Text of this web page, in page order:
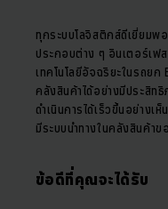
ทุกระบบโลจิสติกส์ดีเยี่ยมพ
ประกอบต่าง ๆ อินเตอร์เฟ
เทคโนโลยีอัจฉริยะในรถยก
คลังสินค้าได้อย่างมีประสิท
ดำเนินการได้เร็วขึ้นอย่างเ
มีระบบนำทางในคลังสินค้าข
ข้อดีที่คุณจะได้รับ